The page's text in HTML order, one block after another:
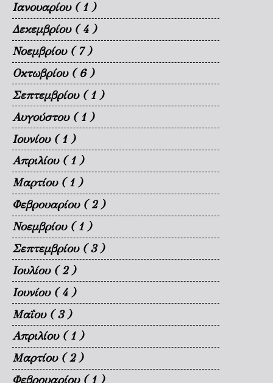
Ιανουαρίου ( 1 )
Δεκεμβρίου ( 4 )
Νοεμβρίου ( 7 )
Οκτωβρίου ( 6 )
Σεπτεμβρίου ( 1 )
Αυγούστου ( 1 )
Ιουνίου ( 1 )
Απριλίου ( 1 )
Μαρτίου ( 1 )
Φεβρουαρίου ( 2 )
Νοεμβρίου ( 1 )
Σεπτεμβρίου ( 3 )
Ιουλίου ( 2 )
Ιουνίου ( 4 )
Μαΐου ( 3 )
Απριλίου ( 1 )
Μαρτίου ( 2 )
Φεβρουαρίου ( 1 )